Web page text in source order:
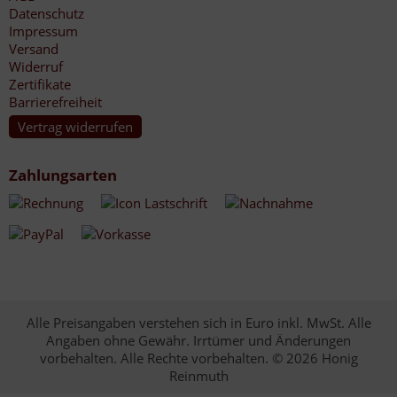
Datenschutz
Impressum
Versand
Widerruf
Zertifikate
Barrierefreiheit
Vertrag widerrufen
Zahlungsarten
Alle Preisangaben verstehen sich in Euro inkl. MwSt. Alle
Angaben ohne Gewähr. Irrtümer und Änderungen
vorbehalten. Alle Rechte vorbehalten. © 2026 Honig
Reinmuth